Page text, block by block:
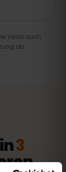
Verbrauch
ab.
3